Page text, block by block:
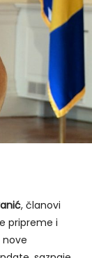
, članovi
pripreme i